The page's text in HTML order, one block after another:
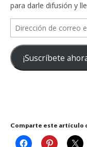
para darle difusión y
Dirección
de
correo
electrónico
¡Suscríbete
Comparte este artículo